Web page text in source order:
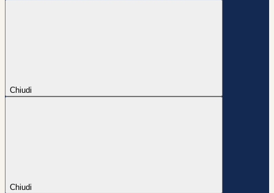
Chiudi
Chiudi